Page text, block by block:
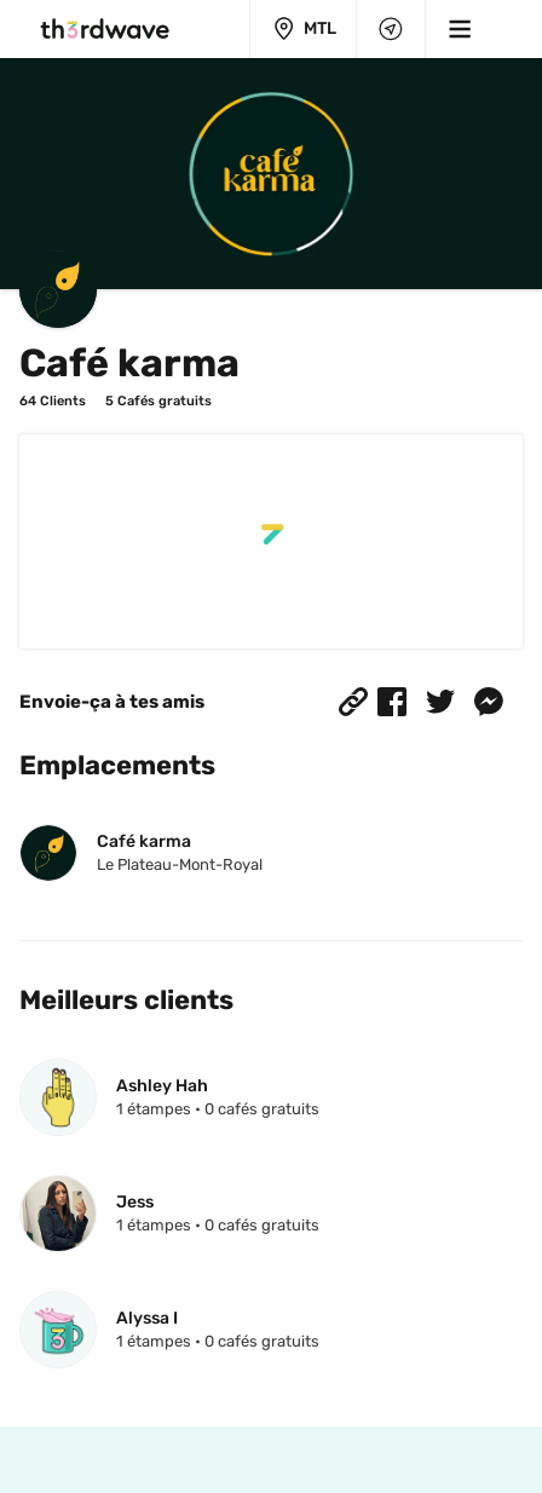
MTL
Café karma
64 Clients 5 Cafés gratuits
Envoie-ça à tes amis
Emplacements
Café karma
Le Plateau-Mont-Royal
Meilleurs clients
Ashley Hah
1 étampes • 0 cafés gratuits
Jess
1 étampes • 0 cafés gratuits
Alyssa I
1 étampes • 0 cafés gratuits